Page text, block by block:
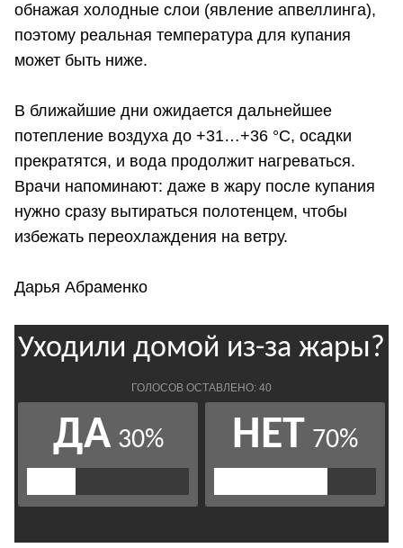
обнажая холодные слои (явление апвеллинга),
поэтому реальная температура для купания
может быть ниже.
В ближайшие дни ожидается дальнейшее
потепление воздуха до +31…+36 °C, осадки
прекратятся, и вода продолжит нагреваться.
Врачи напоминают: даже в жару после купания
нужно сразу вытираться полотенцем, чтобы
избежать переохлаждения на ветру.
Дарья Абраменко